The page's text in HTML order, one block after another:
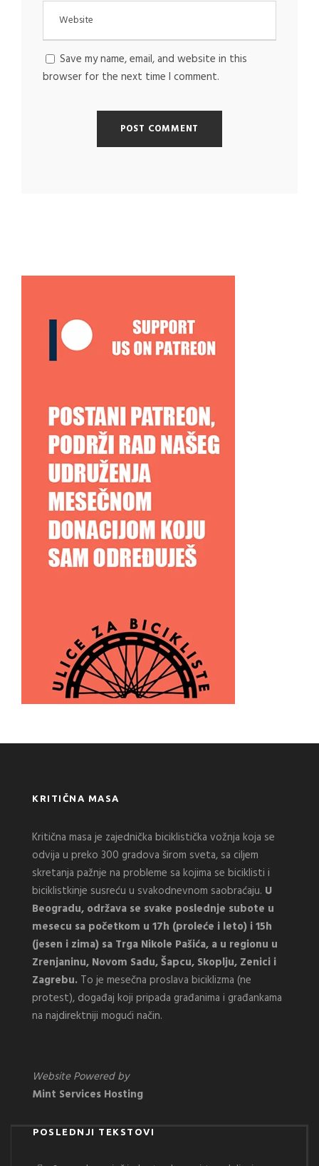
Save my name, email, and website in this
browser for the next time I comment.
KRITIČNA MASA
Kritična masa je zajednička biciklistička vožnja koja se
odvija u preko 300 gradova širom sveta, sa ciljem
skretanja pažnje na probleme sa kojima se biciklisti i
biciklistkinje susreću u svakodnevnom saobraćaju. U
Beogradu, održava se svake poslednje subote u
mesecu sa početkom u 17h (proleće i leto) i 15h
(jesen i zima) sa Trga Nikole Pašića, a u regionu u
Zrenjaninu, Novom Sadu, Šapcu, Skoplju, Zenici i
Zagrebu. To je mesečna proslava biciklizma (ne
protest), događaj koji pripada građanima i građankama
na najdirektniji mogući način.
Website Powered by
Mint Services Hosting
POSLEDNJI TEKSTOVI